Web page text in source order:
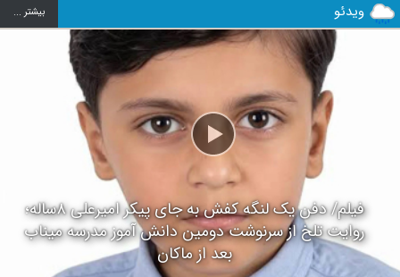
ویدئو بيشتر ...
فیلم/ دفن یک لنگه کفش به جای پیکر امیرعلی ۸ساله؛
روایت تلخ از سرنوشت دومین دانش آموز مدرسه میناب
بعد از ماکان